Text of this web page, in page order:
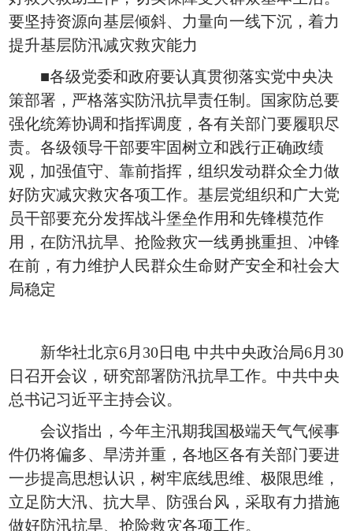
要坚持资源向基层倾斜、力量向一线下沉，着力
提升基层防汛减灾救灾能力
■各级党委和政府要认真贯彻落实党中央决
策部署，严格落实防汛抗旱责任制。国家防总要
强化统筹协调和指挥调度，各有关部门要履职尽
责。各级领导干部要牢固树立和践行正确政绩
观，加强值守、靠前指挥，组织发动群众全力做
好防灾减灾救灾各项工作。基层党组织和广大党
员干部要充分发挥战斗堡垒作用和先锋模范作
用，在防汛抗旱、抢险救灾一线勇挑重担、冲锋
在前，有力维护人民群众生命财产安全和社会大
局稳定
新华社北京6月30日电 中共中央政治局6月30
日召开会议，研究部署防汛抗旱工作。中共中央
总书记习近平主持会议。
会议指出，今年主汛期我国极端天气气候事
件仍将偏多、旱涝并重，各地区各有关部门要进
一步提高思想认识，树牢底线思维、极限思维，
立足防大汛、抗大旱、防强台风，采取有力措施
做好防汛抗旱、抢险救灾各项工作。